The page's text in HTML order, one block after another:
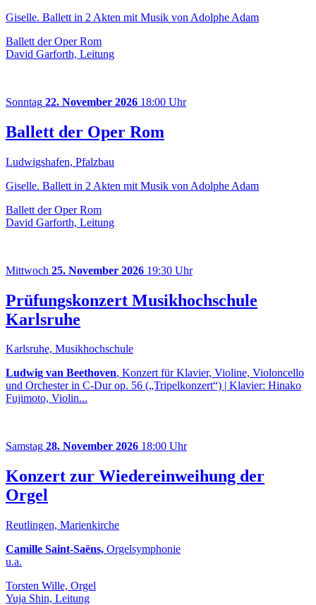
Giselle. Ballett in 2 Akten mit Musik von Adolphe Adam
Ballett der Oper Rom
David Garforth, Leitung
Sonntag 22. November 2026 18:00 Uhr
Ballett der Oper Rom
Ludwigshafen, Pfalzbau
Giselle. Ballett in 2 Akten mit Musik von Adolphe Adam
Ballett der Oper Rom
David Garforth, Leitung
Mittwoch 25. November 2026 19:30 Uhr
Prüfungskonzert Musikhochschule
Karlsruhe
Karlsruhe, Musikhochschule
Ludwig van Beethoven, Konzert für Klavier, Violine, Violoncello
und Orchester in C-Dur op. 56 („Tripelkonzert“) | Klavier: Hinako
Fujimoto, Violin...
Samstag 28. November 2026 18:00 Uhr
Konzert zur Wiedereinweihung der
Orgel
Reutlingen, Marienkirche
Camille Saint-Saëns, Orgelsymphonie
u.a.
Torsten Wille, Orgel
Yuja Shin, Leitung